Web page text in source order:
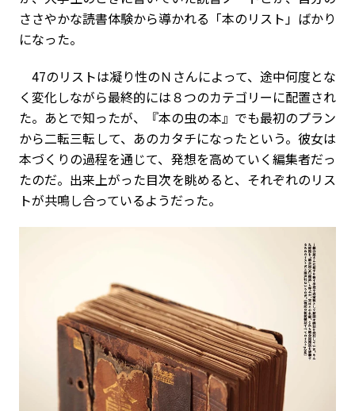
ささやかな読書体験から導かれる「本のリスト」ばかり
になった。
47のリストは凝り性のＮさんによって、途中何度とな
く変化しながら最終的には８つのカテゴリーに配置され
た。あとで知ったが、『本の虫の本』でも最初のプラン
から二転三転して、あのカタチになったという。彼女は
本づくりの過程を通じて、発想を高めていく編集者だっ
たのだ。出来上がった目次を眺めると、それぞれのリス
トが共鳴し合っているようだった。